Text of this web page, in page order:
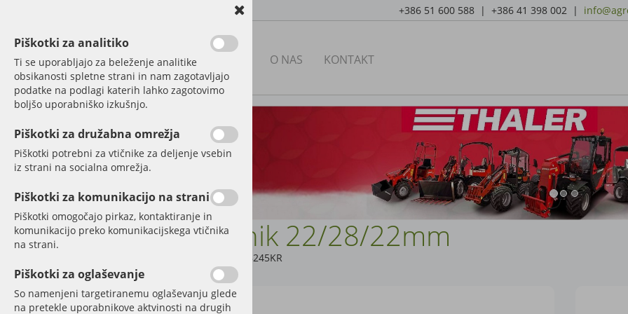
+386 51 600 588 | +386 41 398 002 |
NAŠA PONUDBA O NAS KONTAKT
MEHANIZACIJA
NOVA MEHANIZACIJA IN
PRIKLJUČKI
DELI IN DODATNA OPREMA
ZA TRAKTORJE
Elektrika in luči
Označevalne table in nalepke
Hidravlika
Sornik 22/28/22mm
Z328245KR
Piškotki za analitiko
Ti se uporabljajo za beleženje analitike
obsikanosti spletne strani in nam zagotavljajo
podatke na podlagi katerih lahko zagotovimo
boljšo uporabniško izkušnjo.
Piškotki za družabna omrežja
Piškotki potrebni za vtičnike za deljenje vsebin
iz strani na socialna omrežja.
Piškotki za komunikacijo na strani
Piškotki omogočajo pirkaz, kontaktiranje in
komunikacijo preko komunikacijskega vtičnika
na strani.
Piškotki za oglaševanje
So namenjeni targetiranemu oglaševanju glede
na pretekle uporabnikove aktvinosti na drugih